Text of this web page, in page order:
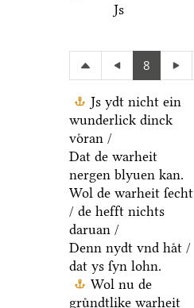
Js
8
Js ydt nicht ein
wunderlick dinck
voͤran /
Dat de warheit
nergen blyuen kan.
Wol de warheit ſecht
/ de hefft nichts
daruan /
Denn nydt vnd haͤt /
dat ys ſyn lohn.
Wol nu de
gruͤndtlike warheit